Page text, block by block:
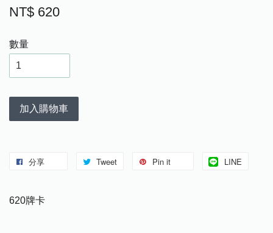
NT$ 620
數量
加入購物車
分享 Tweet Pin it LINE
620牌卡